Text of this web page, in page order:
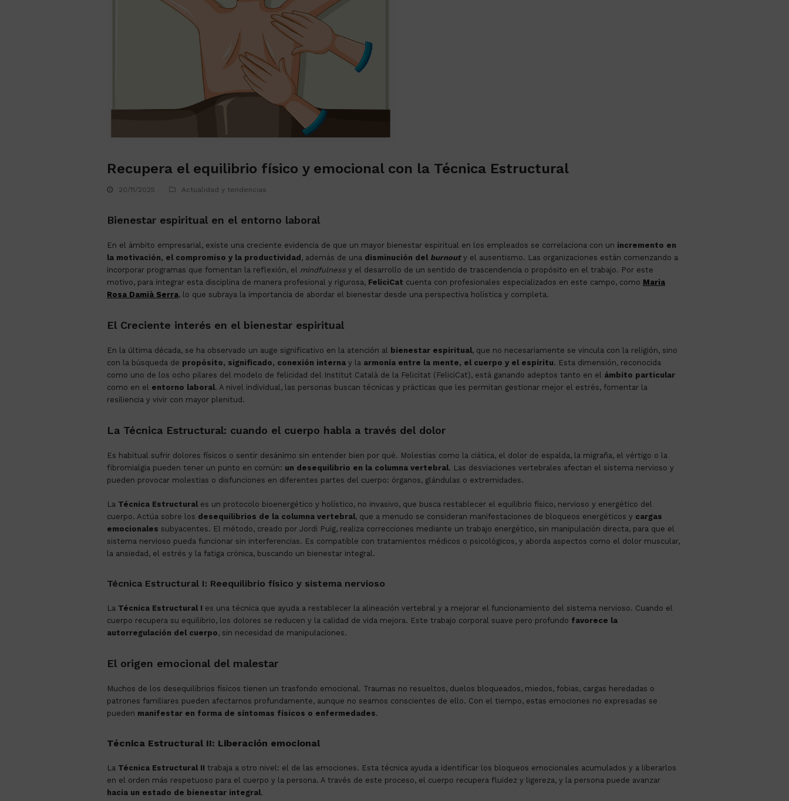
Recupera el equilibrio físico y emocional con la Técnica Estructural
20/11/2025 Actualidad y tendencias
Bienestar espiritual en el entorno laboral
En el ámbito empresarial, existe una creciente evidencia de que un mayor bienestar espiritual en los empleados se correlaciona con un incremento en
la motivación, el compromiso y la productividad , además de una disminución del burnouty el ausentismo. Las organizaciones están comenzando a
incorporar programas que fomentan la reflexión, el mindfulness y el desarrollo de un sentido de trascendencia o propósito en el trabajo. Por este
motivo, para integrar esta disciplina de manera profesional y rigurosa, FeliciCat cuenta con profesionales especializados en este campo, como Maria
Rosa Damià Serra, lo que subraya la importancia de abordar el bienestar desde una perspectiva holística y completa.
El Creciente interés en el bienestar espiritual
En la última década, se ha observado un auge significativo en la atención al bienestar espiritual, que no necesariamente se vincula con la religión, sino
con la búsqueda de propósito, significado, conexión interna y la armonía entre la mente, el cuerpo y el espíritu. Esta dimensión, reconocida
como uno de los ocho pilares del modelo de felicidad del Institut Català de la Felicitat (FeliciCat), está ganando adeptos tanto en el ámbito particular
como en el entorno laboral. A nivel individual, las personas buscan técnicas y prácticas que les permitan gestionar mejor el estrés, fomentar la
resiliencia y vivir con mayor plenitud.
La Técnica Estructural: cuando el cuerpo habla a través del dolor
Es habitual sufrir dolores físicos o sentir desánimo sin entender bien por qué. Molestias como la ciática, el dolor de espalda, la migraña, el vértigo o la
fibromialgia pueden tener un punto en común: un desequilibrio en la columna vertebral. Las desviaciones vertebrales afectan el sistema nervioso y
pueden provocar molestias o disfunciones en diferentes partes del cuerpo: órganos, glándulas o extremidades.
La Técnica Estructural es un protocolo bioenergético y holístico, no invasivo, que busca restablecer el equilibrio físico, nervioso y energético del
cuerpo. Actúa sobre los desequilibrios de la columna vertebral, que a menudo se consideran manifestaciones de bloqueos energéticos y cargas
emocionales subyacentes. El método, creado por Jordi Puig, realiza correcciones mediante un trabajo energético, sin manipulación directa, para que el
sistema nervioso pueda funcionar sin interferencias. Es compatible con tratamientos médicos o psicológicos, y aborda aspectos como el dolor muscular,
la ansiedad, el estrés y la fatiga crónica, buscando un bienestar integral.
Técnica Estructural I: Reequilibrio físico y sistema nervioso
La Técnica Estructural I es una técnica que ayuda a restablecer la alineación vertebral y a mejorar el funcionamiento del sistema nervioso. Cuando el
cuerpo recupera su equilibrio, los dolores se reducen y la calidad de vida mejora. Este trabajo corporal suave pero profundo favorece la
autorregulación del cuerpo, sin necesidad de manipulaciones.
El origen emocional del malestar
Muchos de los desequilibrios físicos tienen un trasfondo emocional. Traumas no resueltos, duelos bloqueados, miedos, fobias, cargas heredadas o
patrones familiares pueden afectarnos profundamente, aunque no seamos conscientes de ello. Con el tiempo, estas emociones no expresadas se
pueden manifestar en forma de síntomas físicos o enfermedades.
Técnica Estructural II: Liberación emocional
La Técnica Estructural II trabaja a otro nivel: el de las emociones. Esta técnica ayuda a identificar los bloqueos emocionales acumulados y a liberarlos
en el orden más respetuoso para el cuerpo y la persona. A través de este proceso, el cuerpo recupera fluidez y ligereza, y la persona puede avanzar
hacia un estado de bienestar integral.